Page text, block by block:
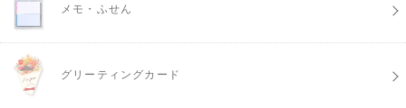
メモ・ふせん
グリーティングカード